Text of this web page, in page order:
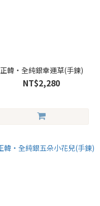
正韓・全純銀幸運草(手鍊)
NT$2,280